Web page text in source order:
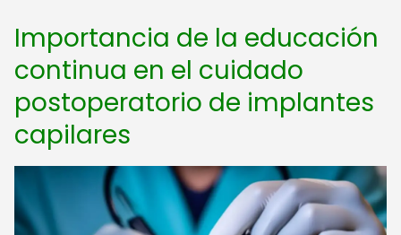
Importancia de la educación
continua en el cuidado
postoperatorio de implantes
capilares